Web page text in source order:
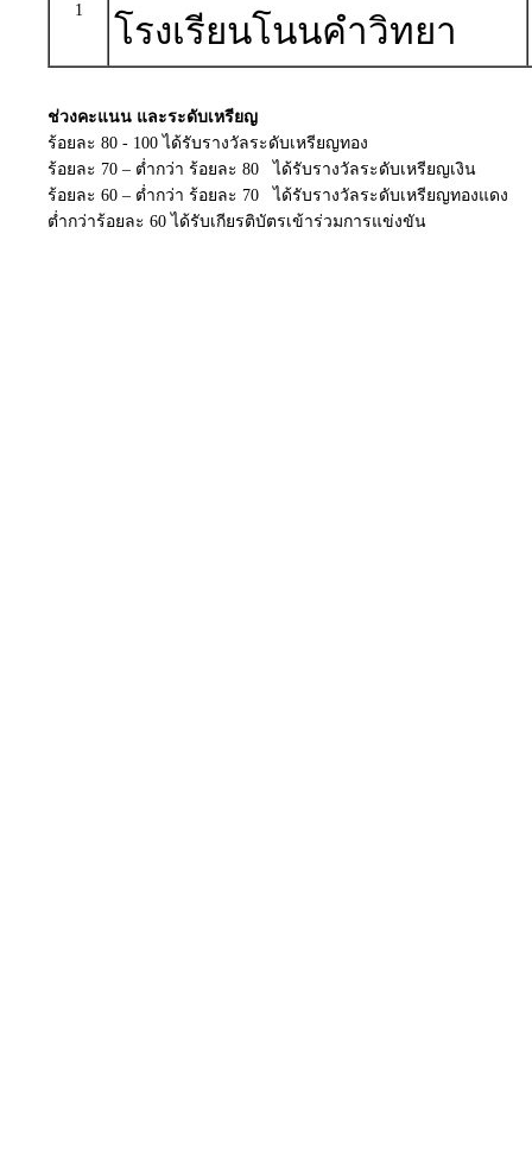
1
โรงเรียนโนนคำวิทยา
ช่วงคะแนน และระดับเหรียญ
ร้อยละ 80 - 100 ได้รับรางวัลระดับเหรียญทอง
ร้อยละ 70 – ต่ำกว่า ร้อยละ 80 ได้รับรางวัลระดับเหรียญเงิน
ร้อยละ 60 – ต่ำกว่า ร้อยละ 70 ได้รับรางวัลระดับเหรียญทองแดง
ต่ำกว่าร้อยละ 60 ได้รับเกียรติบัตรเข้าร่วมการแข่งขัน